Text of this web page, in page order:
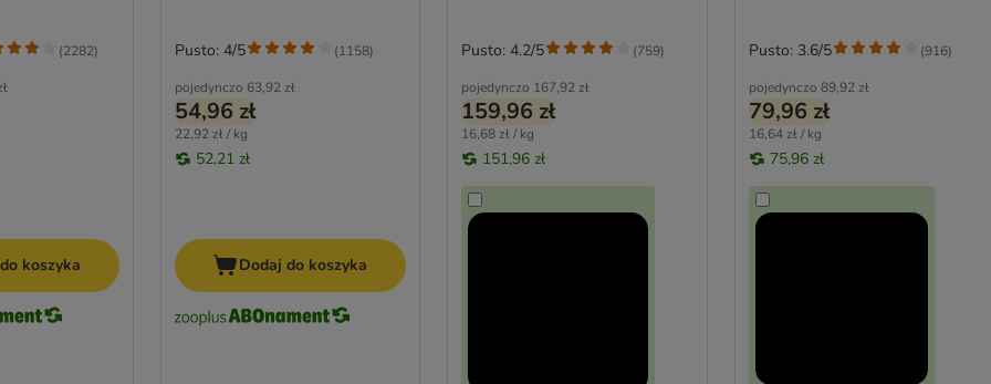
(2282)
koszyka
pojedynczo 63,92 zł
54,96 zł
22,92 zł / kg
52,21 zł
Pusto: 4/5 (1158)
Dodaj do koszyka
pojedynczo 167,92 zł
159,96 zł
16,68 zł / kg
151,96 zł
Pusto: 4.2/5 (759)
pojedynczo 89,92 zł
79,96 zł
16,64 zł / kg
75,96 zł
Pusto: 3.6/5 (916)